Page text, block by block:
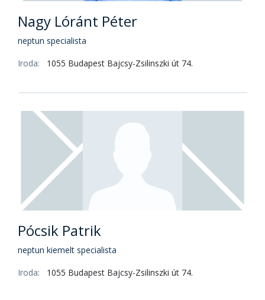
Nagy Lóránt Péter
neptun specialista
Iroda:
1055 Budapest Bajcsy-Zsilinszki út 74.
Pócsik Patrik
neptun kiemelt specialista
Iroda:
1055 Budapest Bajcsy-Zsilinszki út 74.